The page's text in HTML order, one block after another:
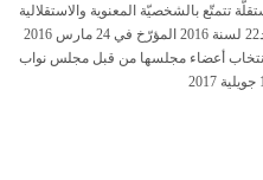
تتمتّع بالشخصيّة المعنوية والاستقلالية
المالية أحدثت بموجب القانون الأساسي عدد22 لسنة 2016 المؤرّخ في 24 مارس 2016
انتخاب أعضاء مجلسها من قبل مجلس نواب